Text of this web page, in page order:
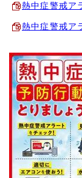
熱中症警戒ア
熱中症警戒ア